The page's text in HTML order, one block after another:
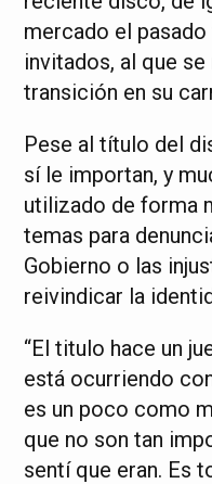
mercado el
invitados, al que
transición en su
Pese al título del
sí le importan, y
utilizado de forma
temas para
Gobierno o las
reivindicar la
“El titulo hace un
está ocurriendo
es un poco como
que no son tan
sentí que eran. Es